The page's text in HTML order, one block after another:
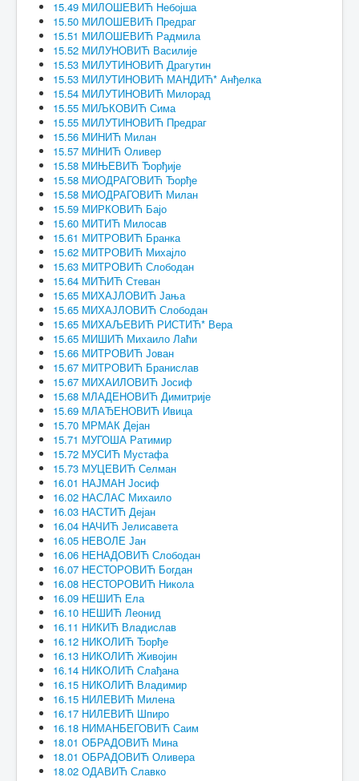
15.49 МИЛОШЕВИЋ Небојша
15.50 МИЛОШЕВИЋ Предраг
15.51 МИЛОШЕВИЋ Радмила
15.52 МИЛУНОВИЋ Василије
15.53 МИЛУТИНОВИЋ Драгутин
15.53 МИЛУТИНОВИЋ МАНДИЋ* Анђелка
15.54 МИЛУТИНОВИЋ Милорад
15.55 МИЉКОВИЋ Сима
15.55 МИЛУТИНОВИЋ Предраг
15.56 МИНИЋ Милан
15.57 МИНИЋ Оливер
15.58 МИЊЕВИЋ Ђорђије
15.58 МИОДРАГОВИЋ Ђорђе
15.58 МИОДРАГОВИЋ Милан
15.59 МИРКОВИЋ Бајо
15.60 МИТИЋ Милосав
15.61 МИТРОВИЋ Бранка
15.62 МИТРОВИЋ Михајло
15.63 МИТРОВИЋ Слободан
15.64 МИЋИЋ Стеван
15.65 МИХАЈЛОВИЋ Јања
15.65 МИХАЈЛОВИЋ Слободан
15.65 МИХАЉЕВИЋ РИСТИЋ* Вера
15.65 МИШИЋ Михаило Лаћи
15.66 МИТРОВИЋ Јован
15.67 МИТРОВИЋ Бранислав
15.67 МИХАИЛОВИЋ Јосиф
15.68 МЛАДЕНОВИЋ Димитрије
15.69 МЛАЂЕНОВИЋ Ивица
15.70 МРМАК Дејан
15.71 МУГОША Ратимир
15.72 МУСИЋ Мустафа
15.73 МУЦЕВИЋ Селман
16.01 НАЈМАН Јосиф
16.02 НАСЛАС Михаило
16.03 НАСТИЋ Дејан
16.04 НАЧИЋ Јелисавета
16.05 НЕВОЛЕ Јан
16.06 НЕНАДОВИЋ Слободан
16.07 НЕСТОРОВИЋ Богдан
16.08 НЕСТОРОВИЋ Никола
16.09 НЕШИЋ Ела
16.10 НЕШИЋ Леонид
16.11 НИКИЋ Владислав
16.12 НИКОЛИЋ Ђорђе
16.13 НИКОЛИЋ Живојин
16.14 НИКОЛИЋ Слађана
16.15 НИКОЛИЋ Владимир
16.15 НИЛЕВИЋ Милена
16.17 НИЛЕВИЋ Шпиро
16.18 НИМАНБЕГОВИЋ Саим
18.01 ОБРАДОВИЋ Мина
18.01 ОБРАДОВИЋ Оливера
18.02 ОДАВИЋ Славко